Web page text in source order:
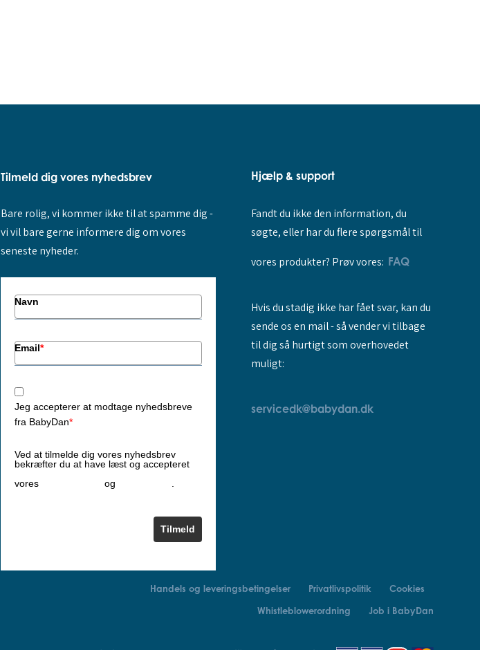
Tilmeld dig vores nyhedsbrev
Bare rolig, vi kommer ikke til at spamme dig -
vi vil bare gerne informere dig om vores
seneste nyheder.
Navn
Email*
Jeg accepterer at modtage nyhedsbreve
fra BabyDan*
Ved at tilmelde dig vores nyhedsbrev
bekræfter du at have læst og accepteret
vores
og
Tilmeld
Hjælp & support
Fandt du ikke den information, du
søgte, eller har du flere spørgsmål til
vores produkter? Prøv vores: FAQ
Hvis du stadig ikke har fået svar, kan du
sende os en mail - så vender vi tilbage
til dig så hurtigt som overhovedet
muligt:
servicedk@babydan.dk
Handels og leveringsbetingelser Privatlivspolitik
Cookies
Whistleblowerordning
Job i BabyDan